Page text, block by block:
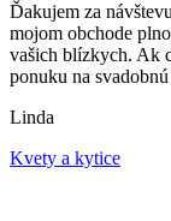
Ďakujem za
mojom obchode
vašich blízkych. Ak
ponuku na
Linda
Kvety a kytice